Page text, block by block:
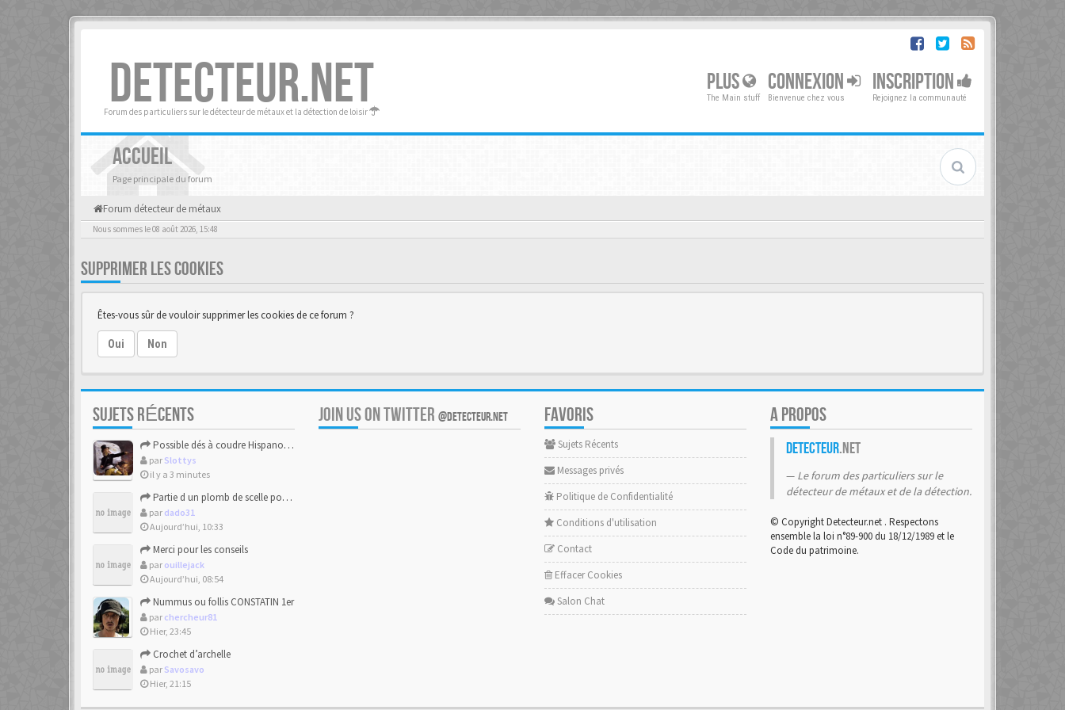
DETECTEUR.NET
Forum des particuliers sur le détecteur de métaux et la détection de loisir
PLUS
The Main stuff
CONNEXION
Bienvenue chez vous
INSCRIPTION
Rejoignez la communauté
ACCUEIL
Page principale du forum
Forum détecteur de métaux
Nous sommes le 08 août 2026, 15:48
SUPPRIMER LES COOKIES
Êtes-vous sûr de vouloir supprimer les cookies de ce forum ?
Oui Non
SUJETS RÉCENTS
Possible dés à coudre Hispano-mauresque.
par Slottys
il y a 3 minutes
Partie d un plomb de scelle pour de la chaux hydraulique
par dado31
Aujourd’hui, 10:33
Merci pour les conseils
par ouillejack
Aujourd’hui, 08:54
Nummus ou follis CONSTATIN 1er
par chercheur81
Hier, 23:45
Crochet d’archelle
par Savosavo
Hier, 21:15
JOIN US ON TWITTER @DETECTEUR.NET FAVORIS
Sujets Récents
Messages privés
Politique de Confidentialité
Conditions d'utilisation
Contact
Effacer Cookies
Salon Chat
A PROPOS
Detecteur.net
Le forum des particuliers sur le
détecteur de métaux et de la détection.
© Copyright Detecteur.net . Respectons
ensemble la loi n°89-900 du 18/12/1989 et le
Code du patrimoine.